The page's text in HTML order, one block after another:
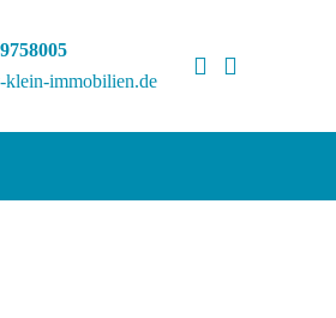
immobilien.de